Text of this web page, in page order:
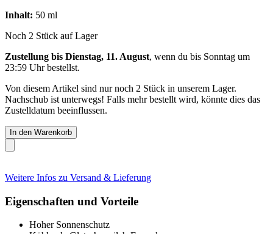
Inhalt: 50 ml
Noch 2 Stück auf Lager
Zustellung bis Dienstag, 11. August, wenn du bis Sonntag um
23:59 Uhrbestellst.
Von diesem Artikel sind nur noch 2 Stück in unserem Lager.
Nachschub ist unterwegs! Falls mehr bestellt wird, könnte dies das
Zustelldatum beeinflussen.
In den Warenkorb
Weitere Infos zu Versand & Lieferung
Eigenschaften und Vorteile
Hoher Sonnenschutz